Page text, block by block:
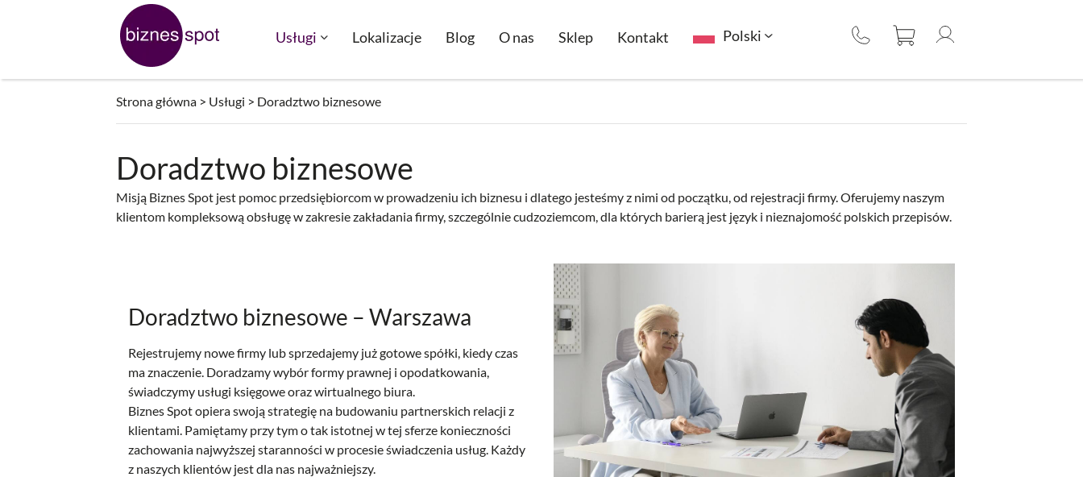
Usługi Lokalizacje Blog O nas Sklep Kontakt Polski
Strona główna > Usługi > Doradztwo biznesowe
Doradztwo biznesowe
Misją Biznes Spot jest pomoc przedsiębiorcom w prowadzeniu ich biznesu i dlatego jesteśmy z nimi od początku, od rejestracji firmy. Oferujemy naszym
klientom kompleksową obsługę w zakresie zakładania firmy, szczególnie cudzoziemcom, dla których barierą jest język i nieznajomość polskich przepisów.
Doradztwo biznesowe – Warszawa
Rejestrujemy nowe firmy lub sprzedajemy już gotowe spółki, kiedy czas
ma znaczenie. Doradzamy wybór formy prawnej i opodatkowania,
świadczymy usługi księgowe oraz wirtualnego biura.
Biznes Spot opiera swoją strategię na budowaniu partnerskich relacji z
klientami. Pamiętamy przy tym o tak istotnej w tej sferze konieczności
zachowania najwyższej staranności w procesie świadczenia usług. Każdy
z naszych klientów jest dla nas najważniejszy.